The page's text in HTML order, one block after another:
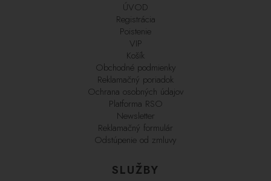
ÚVOD
Registrácia
Poistenie
VIP
Košík
Obchodné podmienky
Reklamačný poriadok
Ochrana osobných údajov
Platforma RSO
Newsletter
Reklamačný formulár
Odstúpenie od zmluvy
SLUŽBY